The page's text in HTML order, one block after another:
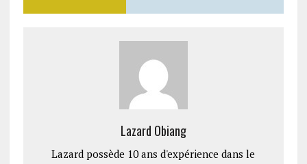
Lazard Obiang
Lazard possède 10 ans d'expérience dans le